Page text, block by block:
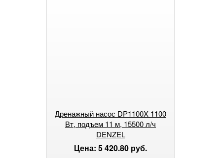
Дренажный насос DP1100X 1100
Вт, подъем 11 м, 15500 л/ч
DENZEL
Цена: 5 420.80 руб.